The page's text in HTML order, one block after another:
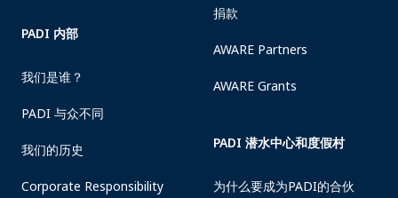
PADI 内部
我们是谁？
PADI 与众不同
我们的历史
Corporate Responsibility
捐款
AWARE Partners
AWARE Grants
PADI 潜水中心和度假村
为什么要成为PADI的合伙